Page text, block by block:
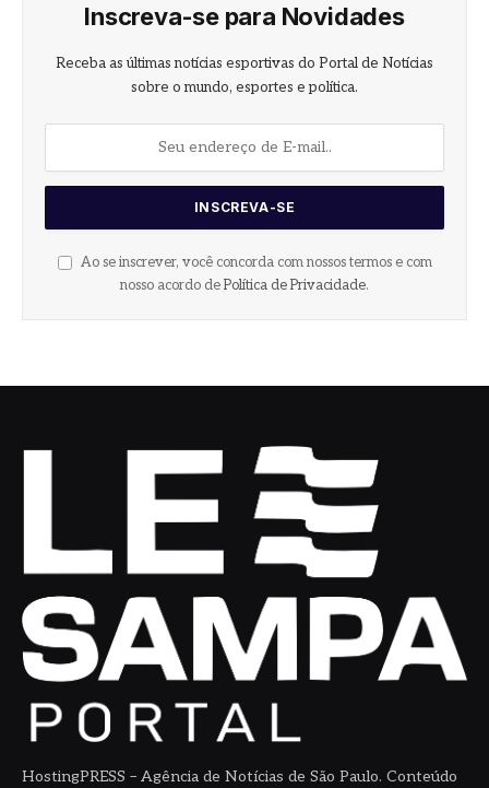
Inscreva-se para Novidades
Receba as últimas notícias esportivas do Portal de Notícias
sobre o mundo, esportes e política.
Ao se inscrever, você concorda com nossos termos e com
nosso acordo de Política de Privacidade.
HostingPRESS – Agência de Notícias de São Paulo. Conteúdo